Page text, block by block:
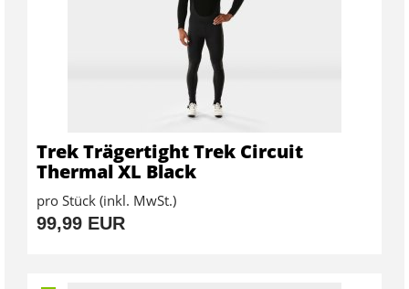
Trek Trägertight Trek Circuit
Thermal XL Black
pro Stück (inkl. MwSt.)
99,99 EUR